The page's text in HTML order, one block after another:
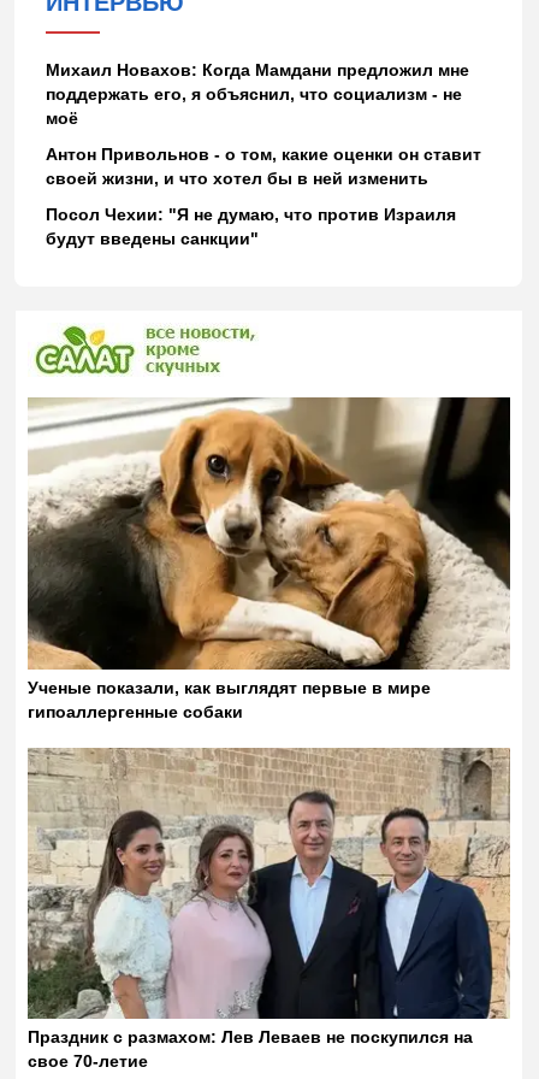
Михаил Новахов: Когда Мамдани предложил мне
поддержать его, я объяснил, что социализм - не
моё
Антон Привольнов - о том, какие оценки он ставит
своей жизни, и что хотел бы в ней изменить
Посол Чехии: "Я не думаю, что против Израиля
будут введены санкции"